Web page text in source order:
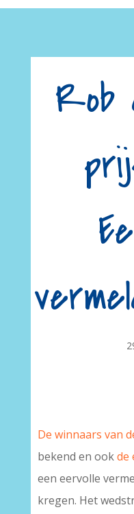
Rob
De winnaars van
bekend en ookde
een eervolle
kregen. Het